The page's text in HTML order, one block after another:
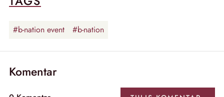
#b-nation event #b-nation
Komentar